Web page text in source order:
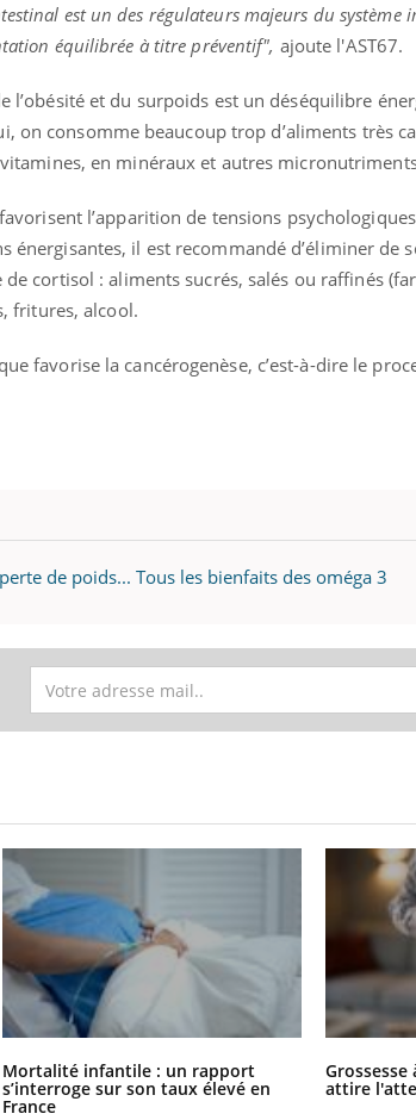
est un des régulateurs majeurs du système
équilibrée à titre préventif", ajoute l'AST67.
l’obésité et du surpoids est un déséquilibre
on consomme beaucoup trop d’aliments très
en minéraux et autres
l’apparition de tensions
énergisantes, il est recommandé d’éliminer de
cortisol : aliments sucrés, salés ou raffinés
fritures, alcool.
favorise la cancérogenèse, c’est-à-dire le
de poids... Tous les bienfaits des oméga 3
Mortalité infantile : un rapport
s’interroge sur son taux élevé en
France
attire
Chronique des Mains : se
pour l’été ! Youtube
et avec lui, un tout nouveau
de vie ! Vacances, plage, piscine,
activités en plein air… Nos mains
Youtube
Diabète &
nombreuses
diabète, c'est
défis, mais ...